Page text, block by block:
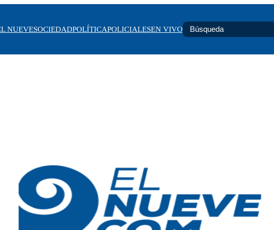
NUEVESOCIEDADPOLÍTICAPOLICIALESEN VIVO